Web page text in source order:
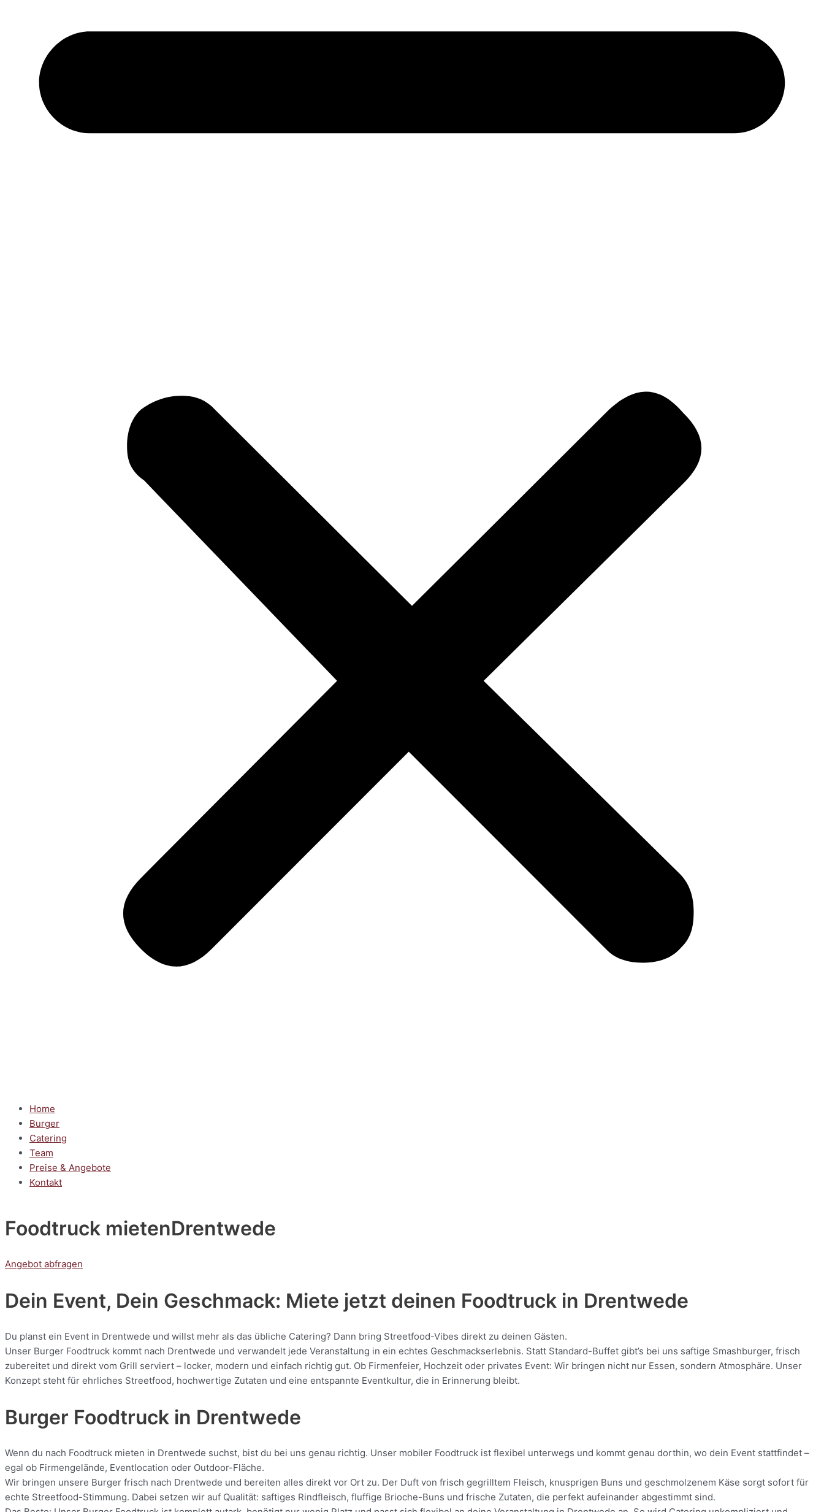
Home
Burger
Catering
Team
Preise & Angebote
Kontakt
Foodtruck mietenDrentwede
Angebot abfragen
Dein Event, Dein Geschmack: Miete jetzt deinen Foodtruck in Drentwede
Du planst ein Event in Drentwede und willst mehr als das übliche Catering? Dann bring Streetfood-Vibes direkt zu deinen Gästen.
Unser Burger Foodtruck kommt nach Drentwede und verwandelt jede Veranstaltung in ein echtes Geschmackserlebnis. Statt Standard-Buffet gibt’s bei uns saftige Smashburger, frisch
zubereitet und direkt vom Grill serviert – locker, modern und einfach richtig gut. Ob Firmenfeier, Hochzeit oder privates Event: Wir bringen nicht nur Essen, sondern Atmosphäre. Unser
Konzept steht für ehrliches Streetfood, hochwertige Zutaten und eine entspannte Eventkultur, die in Erinnerung bleibt.
Burger Foodtruck in Drentwede
Wenn du nach Foodtruck mieten in Drentwede suchst, bist du bei uns genau richtig. Unser mobiler Foodtruck ist flexibel unterwegs und kommt genau dorthin, wo dein Event stattfindet –
egal ob Firmengelände, Eventlocation oder Outdoor-Fläche.
Wir bringen unsere Burger frisch nach Drentwede und bereiten alles direkt vor Ort zu. Der Duft von frisch gegrilltem Fleisch, knusprigen Buns und geschmolzenem Käse sorgt sofort für
echte Streetfood-Stimmung. Dabei setzen wir auf Qualität: saftiges Rindfleisch, fluffige Brioche-Buns und frische Zutaten, die perfekt aufeinander abgestimmt sind.